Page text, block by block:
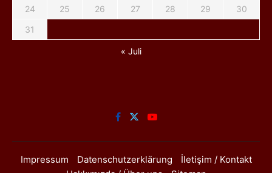
24
25 26 27 28 29
30
31
« Juli
Impressum Datenschutzerklärung
İletişim / Kontakt